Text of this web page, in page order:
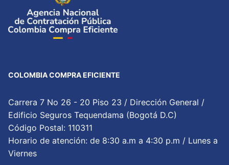
COLOMBIA COMPRA EFICIENTE
Carrera 7 No 26 - 20 Piso 23 / Dirección General /
Edificio Seguros Tequendama (Bogotá D.C)
Código Postal: 110311
Horario de atención: de 8:30 a.m a 4:30 p.m / Lunes a
Viernes